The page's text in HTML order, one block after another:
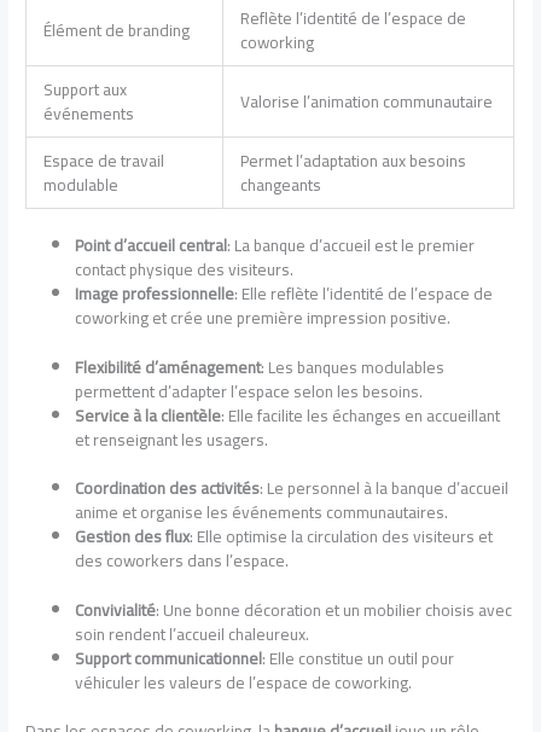
Élément de branding
Reflète l’identité de l’espace de
coworking
Support aux
événements
Valorise l’animation communautaire
Espace de travail
modulable
Permet l’adaptation aux besoins
changeants
Point d’accueil central: La banque d’accueil est le premier
contact physique des visiteurs.
Image professionnelle: Elle reflète l’identité de l’espace de
coworking et crée une première impression positive.
Flexibilité d’aménagement: Les banques modulables
permettent d’adapter l’espace selon les besoins.
Service à la clientèle: Elle facilite les échanges en accueillant
et renseignant les usagers.
Coordination des activités: Le personnel à la banque d’accueil
anime et organise les événements communautaires.
Gestion des flux: Elle optimise la circulation des visiteurs et
des coworkers dans l’espace.
Convivialité: Une bonne décoration et un mobilier choisis avec
soin rendent l’accueil chaleureux.
Support communicationnel: Elle constitue un outil pour
véhiculer les valeurs de l’espace de coworking.